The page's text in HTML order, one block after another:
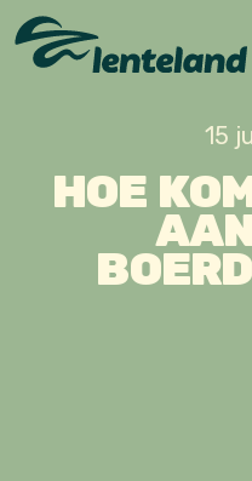
Skip to content
Skip to footer
15
HOE